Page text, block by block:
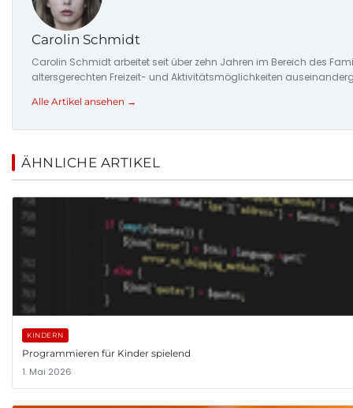
Carolin Schmidt
Carolin Schmidt arbeitet seit über zehn Jahren im Bereich des
altersgerechten Freizeit- und Aktivitätsmöglichkeiten
Alle Artikel ansehen →
ÄHNLICHE ARTIKEL
KINDERN
Programmieren für Kinder spielend
1. Mai 2026